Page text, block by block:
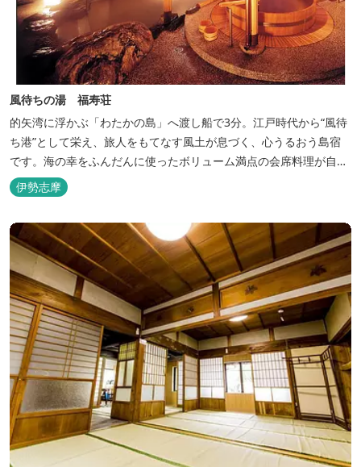
風待ちの湯 福寿荘
的矢湾に浮かぶ「わたかの島」へ渡し船で3分。江戸時代から“風待
ち港”として栄え、旅人をもてなす風土が息づく、心うるおう島宿
です。海の幸をふんだんに使ったボリューム満点の会席料理が自
慢。肌にやさしい天然の療養泉が満喫できるお風呂は、伊勢志摩最
大級の庭園露天風呂です。
伊勢志摩